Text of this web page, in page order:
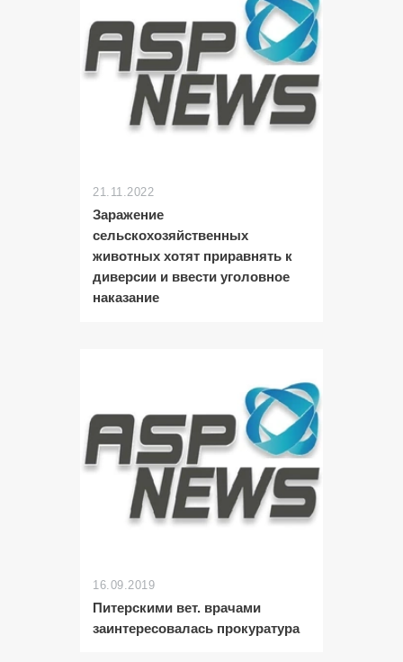
21.11.2022
Заражение
сельскохозяйственных
животных хотят приравнять к
диверсии и ввести уголовное
наказание
16.09.2019
Питерскими вет. врачами
заинтересовалась прокуратура